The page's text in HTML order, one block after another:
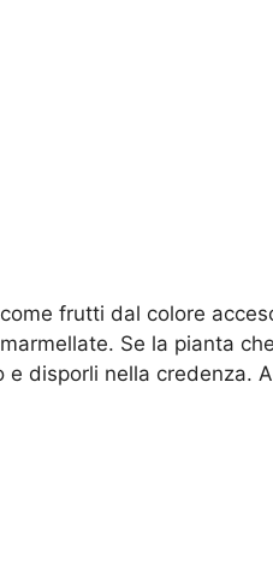
frutti dal colore
Se la pianta
e disporli nella credenza.